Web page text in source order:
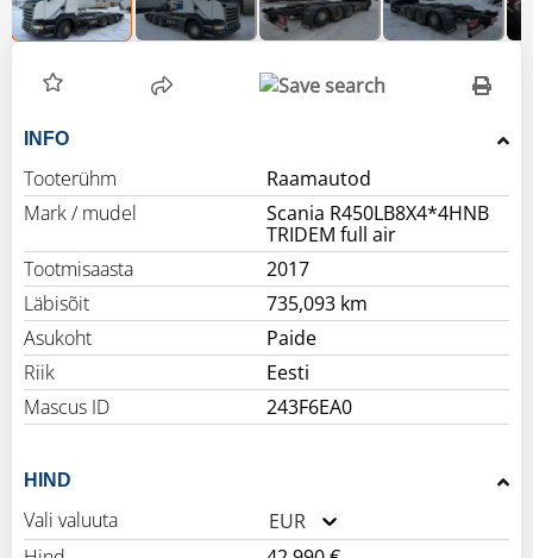
INFO
Tooterühm
Raamautod
Mark / mudel
Scania R450LB8X4*4HNB
TRIDEM full air
Tootmisaasta
2017
Läbisõit
735,093 km
Asukoht
Paide
Riik
Eesti
Mascus ID
243F6EA0
HIND
Vali valuuta
EUR